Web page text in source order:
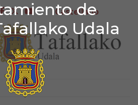
de
Udala
de
facebook
twitter
youtubeCastellano